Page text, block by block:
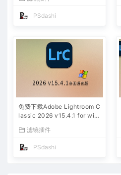
后期一键安装包预设Lrc照片
文件文档格式打开处理编辑
PSdashi
免费下载Adobe Lightroom C
lassic 2026 v15.4.1 for win
安装包摄影后期照片图片编辑
滤镜插件
PSdashi